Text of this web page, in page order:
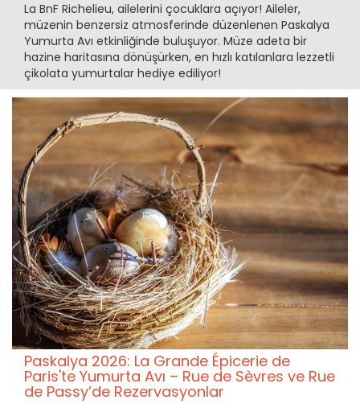
La BnF Richelieu, ailelerini çocuklara açıyor! Aileler,
müzenin benzersiz atmosferinde düzenlenen Paskalya
Yumurta Avı etkinliğinde buluşuyor. Müze adeta bir
hazine haritasına dönüşürken, en hızlı katılanlara lezzetli
çikolata yumurtalar hediye ediliyor!
Paskalya 2026: La Grande Épicerie de
Paris'te Yumurta Avı – Rue de Sèvres ve Rue
de Passy’de Rezervasyonlar